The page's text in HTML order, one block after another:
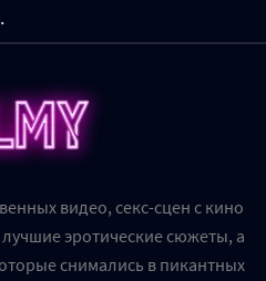
видео, секс-сцен с кино
эротические сюжеты, а
снимались в пикантных